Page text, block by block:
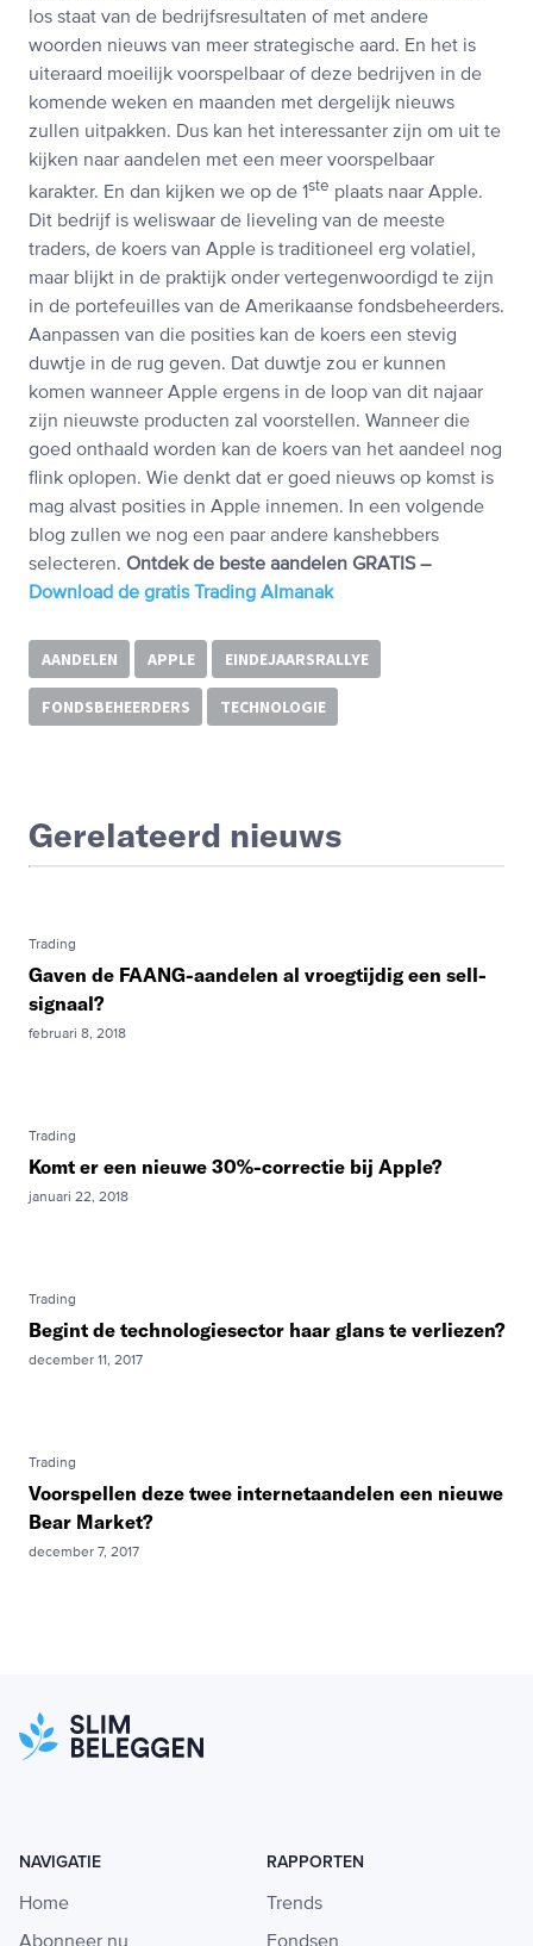
los staat van de bedrijfsresultaten of met andere
woorden nieuws van meer strategische aard. En het is
uiteraard moeilijk voorspelbaar of deze bedrijven in de
komende weken en maanden met dergelijk nieuws
zullen uitpakken. Dus kan het interessanter zijn om uit te
kijken naar aandelen met een meer voorspelbaar
karakter. En dan kijken we op de 1ste plaats naar Apple.
Dit bedrijf is weliswaar de lieveling van de meeste
traders, de koers van Apple is traditioneel erg volatiel,
maar blijkt in de praktijk onder vertegenwoordigd te zijn
in de portefeuilles van de Amerikaanse fondsbeheerders.
Aanpassen van die posities kan de koers een stevig
duwtje in de rug geven. Dat duwtje zou er kunnen
komen wanneer Apple ergens in de loop van dit najaar
zijn nieuwste producten zal voorstellen. Wanneer die
goed onthaald worden kan de koers van het aandeel nog
flink oplopen. Wie denkt dat er goed nieuws op komst is
mag alvast posities in Apple innemen. In een volgende
blog zullen we nog een paar andere kanshebbers
selecteren. Ontdek de beste aandelen GRATIS –
Download de gratis Trading Almanak
AANDELEN APPLE EINDEJAARSRALLYE
FONDSBEHEERDERS TECHNOLOGIE
Gerelateerd nieuws
Trading
Gaven de FAANG-aandelen al vroegtijdig een sell-
signaal?
februari 8, 2018
Trading
Komt er een nieuwe 30%-correctie bij Apple?
januari 22, 2018
Trading
Begint de technologiesector haar glans te verliezen?
december 11, 2017
Trading
Voorspellen deze twee internetaandelen een nieuwe
Bear Market?
december 7, 2017
NAVIGATIE
Home
RAPPORTEN
Trends